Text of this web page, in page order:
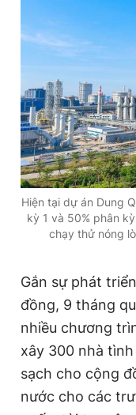
Hiện tại dự án Dung
kỳ 1 và 50% phân
chạy thử nóng
Gắn sự phát
đồng, 9 tháng
nhiều chương
xây 300 nhà
sạch cho cộng
nước cho các